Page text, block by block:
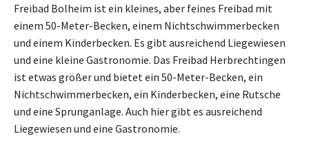
Freibad Bolheim ist ein kleines, aber feines Freibad mit
einem 50-Meter-Becken, einem Nichtschwimmerbecken
und einem Kinderbecken. Es gibt ausreichend Liegewiesen
und eine kleine Gastronomie. Das Freibad Herbrechtingen
ist etwas größer und bietet ein 50-Meter-Becken, ein
Nichtschwimmerbecken, ein Kinderbecken, eine Rutsche
und eine Sprunganlage. Auch hier gibt es ausreichend
Liegewiesen und eine Gastronomie.